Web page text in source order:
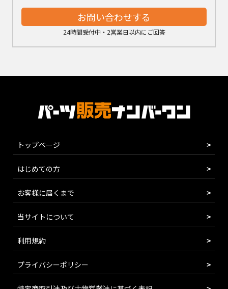
お問い合わせする
24時間受付中・2営業日以内にご回答
トップページ
はじめての方
お客様に届くまで
当サイトについて
利用規約
プライバシーポリシー